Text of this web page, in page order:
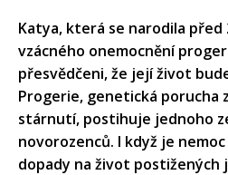
Katya, která se narodila
vzácného onemocnění
přesvědčeni, že její život
Progerie, genetická porucha
stárnutí, postihuje jednoho
novorozenců. I když je
dopady na život postižených